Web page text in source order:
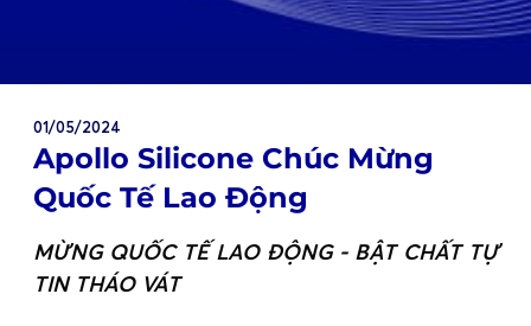
01/05/2024
Apollo Silicone Chúc Mừng
Quốc Tế Lao Động
MỪNG QUỐC TẾ LAO ĐỘNG - BẬT CHẤT TỰ
TIN THÁO VÁT